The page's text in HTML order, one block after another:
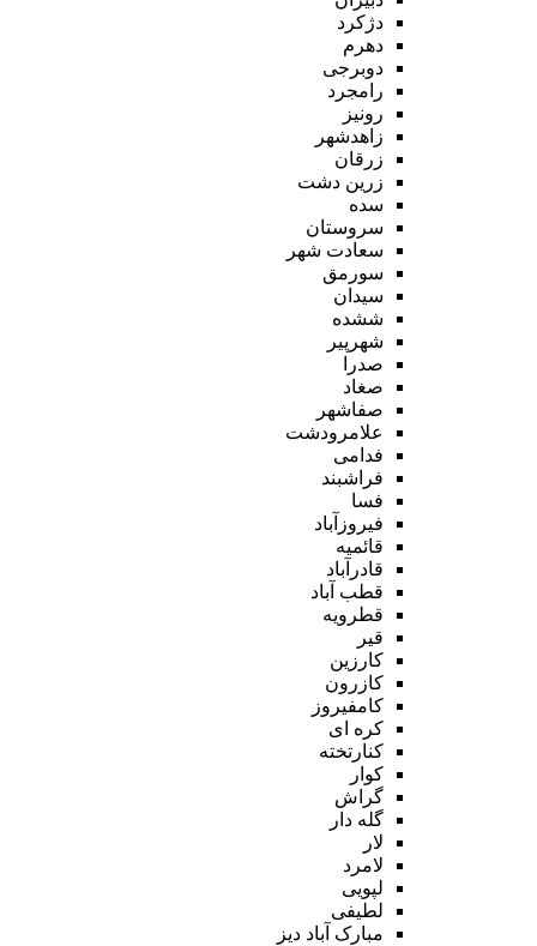
دژکرد
دهرم
دوبرجی
رامجرد
رونیز
زاهدشهر
زرقان
زرین دشت
سده
سروستان
سعادت شهر
سورمق
سیدان
ششده
شهرپیر
صدرا
صغاد
صفاشهر
علامرودشت
فدامی
فراشبند
فسا
فیروزآباد
قائمیه
قادرآباد
قطب آباد
قطرویه
قیر
کارزین
کازرون
کامفیروز
کره ای
کنارتخته
کوار
گراش
گله دار
لار
لامرد
لپویی
لطیفی
مبارک آباد دیز